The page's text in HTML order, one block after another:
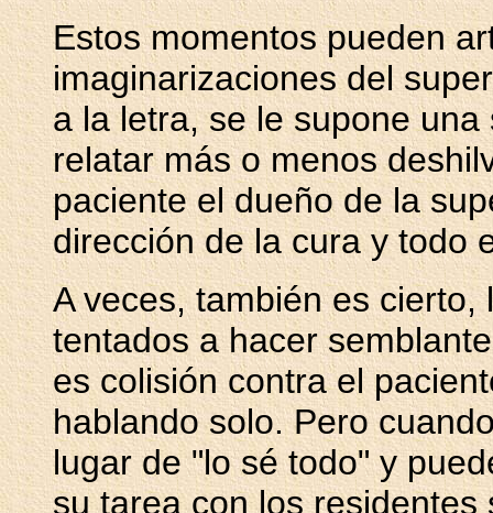
Estos momentos pueden
imaginarizaciones del
a la letra, se le supone
relatar más o menos
paciente el dueño de la
dirección de la cura y todo
A veces, también es
tentados a hacer
es colisión contra el
hablando solo. Pero
lugar de "lo sé todo" y
su tarea con los